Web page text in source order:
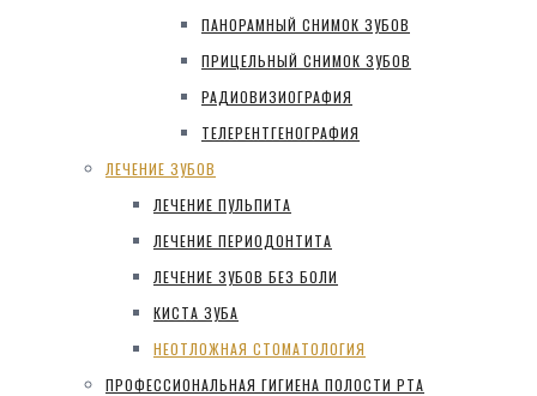
ПАНОРАМНЫЙ СНИМОК ЗУБОВ
ПРИЦЕЛЬНЫЙ СНИМОК ЗУБОВ
РАДИОВИЗИОГРАФИЯ
ТЕЛЕРЕНТГЕНОГРАФИЯ
ЛЕЧЕНИЕ ЗУБОВ
ЛЕЧЕНИЕ ПУЛЬПИТА
ЛЕЧЕНИЕ ПЕРИОДОНТИТА
ЛЕЧЕНИЕ ЗУБОВ БЕЗ БОЛИ
КИСТА ЗУБА
НЕОТЛОЖНАЯ СТОМАТОЛОГИЯ
ПРОФЕССИОНАЛЬНАЯ ГИГИЕНА ПОЛОСТИ РТА